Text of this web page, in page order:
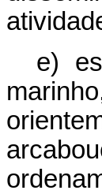
e)